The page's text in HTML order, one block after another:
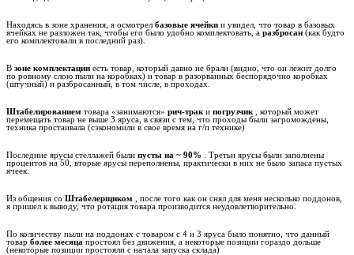
Находясь в зоне хранения, я осмотрел базовые ячейки и увидел, что товар в базовых
ячейках не разложен так, чтобы его было удобно комплектовать, а разбросан (как будто
его комплектовали в последний раз).
В зоне комплектации есть товар, который давно не брали (видно, что он лежит долго
по ровному слою пыли на коробках) и товар в разорванных беспорядочно коробках
(штучный) и разбросанный, в том числе, в проходах.
Штабелированием товара «занимаются» рич-трак и погрузчик
, который может
перемещать товар не выше 3 яруса, в связи с тем, что проходы были загромождены,
техника простаивала (сэкономили в свое время на г/п технике)
Последние ярусы стеллажей были пусты на ~ 90%
. Третьи ярусы были заполнены
процентов на 50, вторые ярусы переполнены, практически в них не было запаса пустых
ячеек.
Из общения со Штабелерщиком
, после того как он снял для меня несколько поддонов,
я пришел к выводу, что ротация товара производится неудовлетворительно.
По количеству пыли на поддонах с товаром с 4 и 3 яруса было понятно, что данный
товар более месяца простоял без движения, а некоторые позиции гораздо дольше
(некоторые позиции простояли с начала запуска склада)